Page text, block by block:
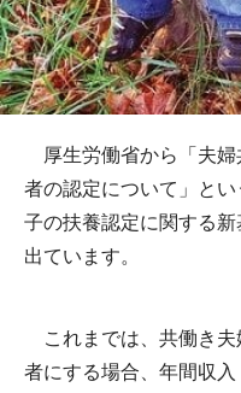
厚生労働省から「夫婦
者の認定について」と
子の扶養認定に関する
出ています。
これまでは、共働き夫
者にする場合、年間収